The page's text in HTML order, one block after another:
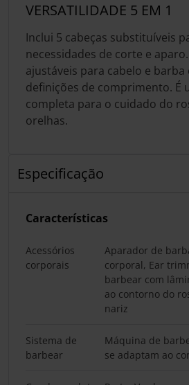
VERSATILIDADE 5 EM 1
Inclui 5 cabeças substituíveis
necessidades de corte e
ajustáveis para cabelo e barba
definições de comprimento. É
completa para o cuidado do
orelhas.
Especificação
Características
Acessórios
corporais
Aparador de
corporal, Ear
barbear com
ao contorno do
nariz
Sistema de
barbear
Máquina de
se adaptam ao